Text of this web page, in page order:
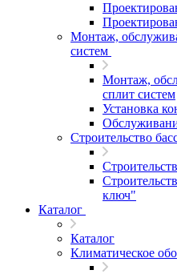
Монтаж,
систем
Монтаж,
сплит систем
Установка
Строительство
ключ"
Каталог
Каталог
Климатическое